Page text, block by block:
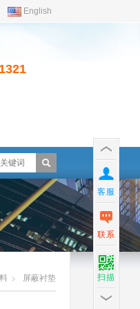
English
屏蔽衬垫
客服
联系
扫描